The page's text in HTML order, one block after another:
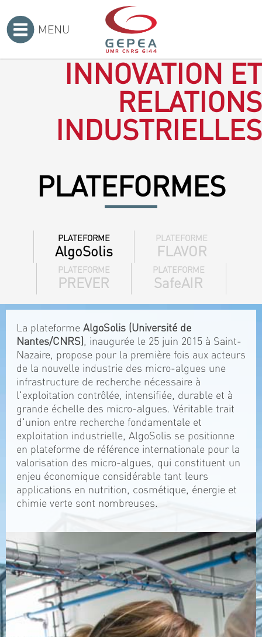
MENU
INNOVATION ET
RELATIONS
INDUSTRIELLES
PLATEFORMES
PLATEFORME
AlgoSolis
PLATEFORME
FLAVOR
PLATEFORME
PREVER
PLATEFORME
SafeAIR
La plateforme AlgoSolis (Université de
Nantes/CNRS), inaugurée le 25 juin 2015 à Saint-
Nazaire, propose pour la première fois aux acteurs
de la nouvelle industrie des micro-algues une
infrastructure de recherche nécessaire à
l'exploitation contrôlée, intensifiée, durable et à
grande échelle des micro-algues. Véritable trait
d'union entre recherche fondamentale et
exploitation industrielle, AlgoSolis se positionne
en plateforme de référence internationale pour la
valorisation des micro-algues, qui constituent un
enjeu économique considérable tant leurs
applications en nutrition, cosmétique, énergie et
chimie verte sont nombreuses.